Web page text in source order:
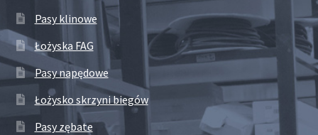
Pasy klinowe
Łożyska FAG
Pasy napędowe
Łożysko skrzyni biegów
Pasy zębate